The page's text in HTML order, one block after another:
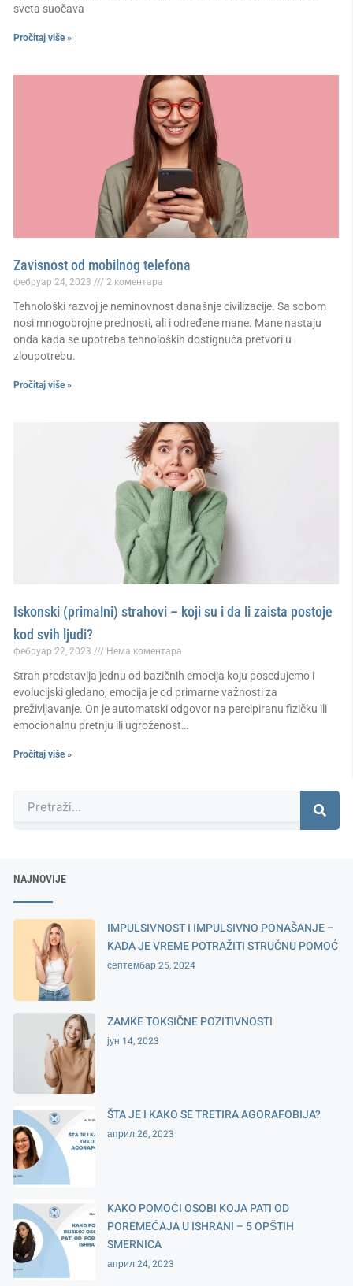
sveta suočava
Pročitaj više »
Zavisnost od mobilnog telefona
фебруар 24, 2023 2 коментара
Tehnološki razvoj je neminovnost današnje civilizacije. Sa sobom
nosi mnogobrojne prednosti, ali i određene mane. Mane nastaju
onda kada se upotreba tehnoloških dostignuća pretvori u
zloupotrebu.
Pročitaj više »
Iskonski (primalni) strahovi – koji su i da li zaista postoje
kod svih ljudi?
фебруар 22, 2023 Нема коментара
Strah predstavlja jednu od bazičnih emocija koju posedujemo i
evolucijski gledano, emocija je od primarne važnosti za
preživljavanje. On je automatski odgovor na percipiranu fizičku ili
emocionalnu pretnju ili ugroženost…
Pročitaj više »
NAJNOVIJE
IMPULSIVNOST I IMPULSIVNO PONAŠANJE –
KADA JE VREME POTRAŽITI STRUČNU POMOĆ
септембар 25, 2024
ZAMKE TOKSIČNE POZITIVNOSTI
јун 14, 2023
ŠTA JE I KAKO SE TRETIRA AGORAFOBIJA?
април 26, 2023
KAKO POMOĆI OSOBI KOJA PATI OD
POREMEĆAJA U ISHRANI – 5 OPŠTIH
SMERNICA
април 24, 2023